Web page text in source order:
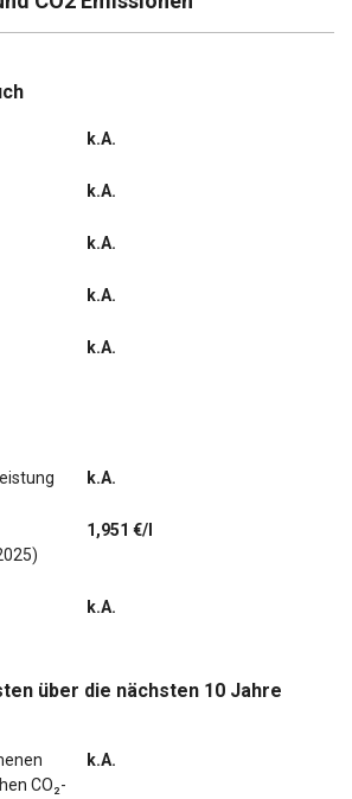
k.A.
k.A.
k.A.
k.A.
k.A.
k.A.
1,951 €/l
k.A.
über die nächsten 10 Jahre
CO₂-
k.A.